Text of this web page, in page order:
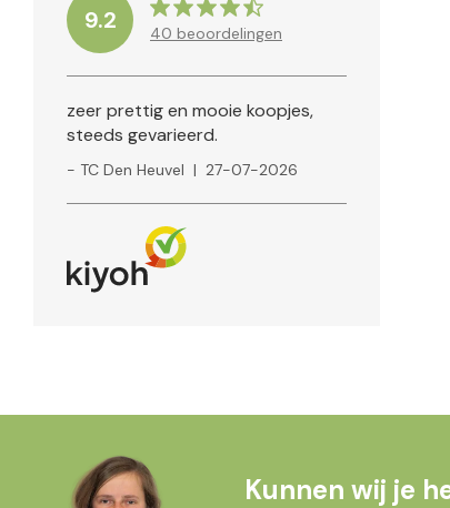
9.2 40 beoordelingen
zeer prettig en mooie koopjes,
steeds gevarieerd.
- TC Den Heuvel | 27-07-2026
Kunnen wij je